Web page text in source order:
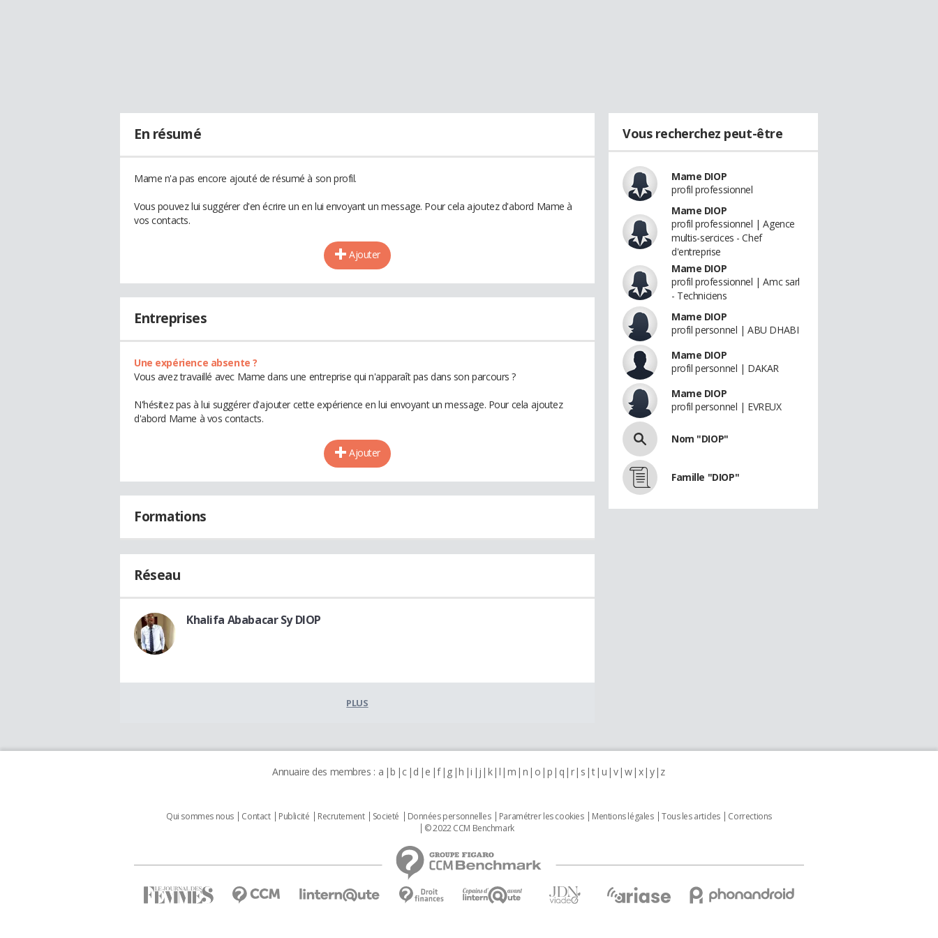
En résumé
Mame n'a pas encore ajouté de résumé à son profil.
Vous pouvez lui suggérer d'en écrire un en lui envoyant un message. Pour cela ajoutez d'abord Mame à
vos contacts.
Ajouter
Entreprises
Une expérience absente ?
Vous avez travaillé avec Mame dans une entreprise qui n'apparaît pas dans son parcours ?
N'hésitez pas à lui suggérer d'ajouter cette expérience en lui envoyant un message. Pour cela ajoutez
d'abord Mame à vos contacts.
Ajouter
Formations
Réseau
Khalifa Ababacar Sy DIOP
PLUS
Vous recherchez peut-être
Mame DIOP
profil professionnel
Mame DIOP
profil professionnel | Agence
multis-sercices - Chef
d'entreprise
Mame DIOP
profil professionnel | Amc sarl
- Techniciens
Mame DIOP
profil personnel | ABU DHABI
Mame DIOP
profil personnel | DAKAR
Mame DIOP
profil personnel | EVREUX
Nom "DIOP"
Famille "DIOP"
Annuaire des membres : a b c d e f g h i j k l m n o p q r s t u v w x y z
Qui sommes nous Contact Publicité Recrutement Societé Données personnelles Paramétrer les cookies Mentions légales Tous les articles
Corrections
© 2022 CCM Benchmark